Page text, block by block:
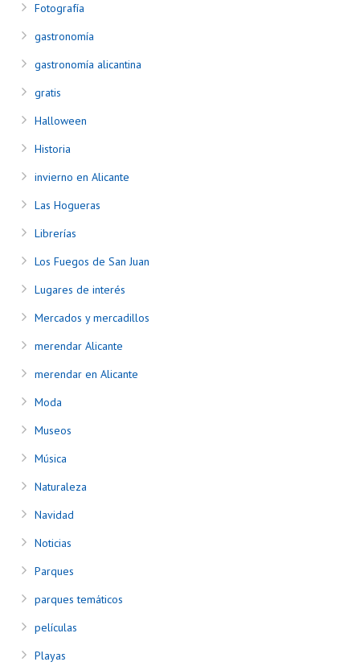
Fotografía
gastronomía
gastronomía alicantina
gratis
Halloween
Historia
invierno en Alicante
Las Hogueras
Librerías
Los Fuegos de San Juan
Lugares de interés
Mercados y mercadillos
merendar Alicante
merendar en Alicante
Moda
Museos
Música
Naturaleza
Navidad
Noticias
Parques
parques temáticos
películas
Playas